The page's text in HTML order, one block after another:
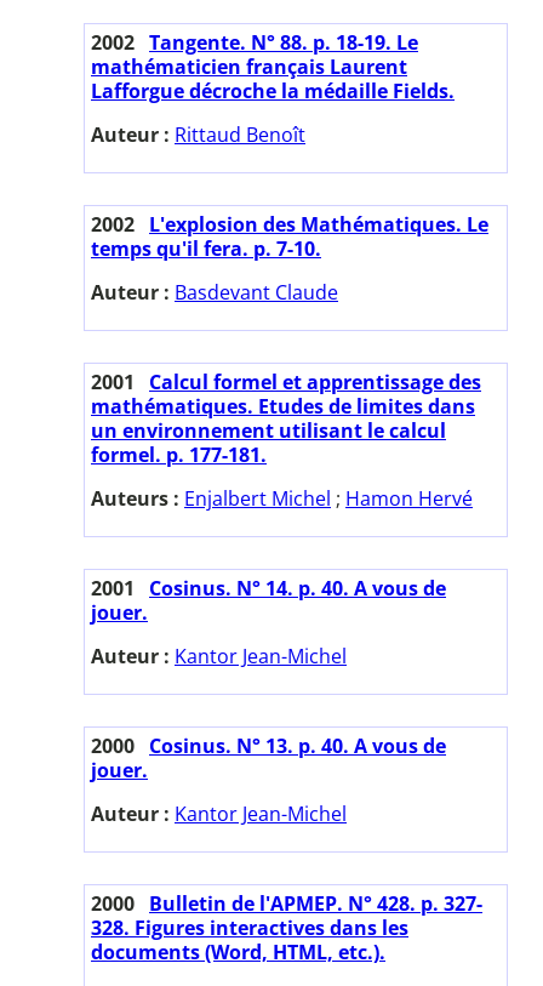
2002 Tangente. N° 88. p. 18-19. Le
mathématicien français Laurent
Lafforgue décroche la médaille Fields.
Auteur : Rittaud Benoît
2002 L'explosion des Mathématiques. Le
temps qu'il fera. p. 7-10.
Auteur : Basdevant Claude
2001
Calcul formel et apprentissage des
mathématiques. Etudes de limites dans
un environnement utilisant le calcul
formel. p. 177-181.
Auteurs : Enjalbert Michel ; Hamon Hervé
2001
Cosinus. N° 14. p. 40. A vous de
jouer.
Auteur : Kantor Jean-Michel
2000 Cosinus. N° 13. p. 40. A vous de
jouer.
Auteur : Kantor Jean-Michel
2000 Bulletin de l'APMEP. N° 428. p. 327-
328. Figures interactives dans les
documents (Word, HTML, etc.).